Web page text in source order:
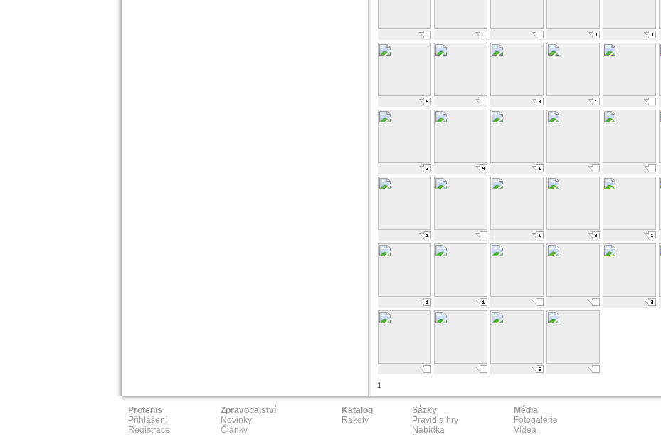
1
Protenis
Přihlášení
Registrace
Zpravodajství
Novinky
Články
Katalog
Rakety
Sázky
Pravidla hry
Nabídka
Média
Fotogalerie
Videa